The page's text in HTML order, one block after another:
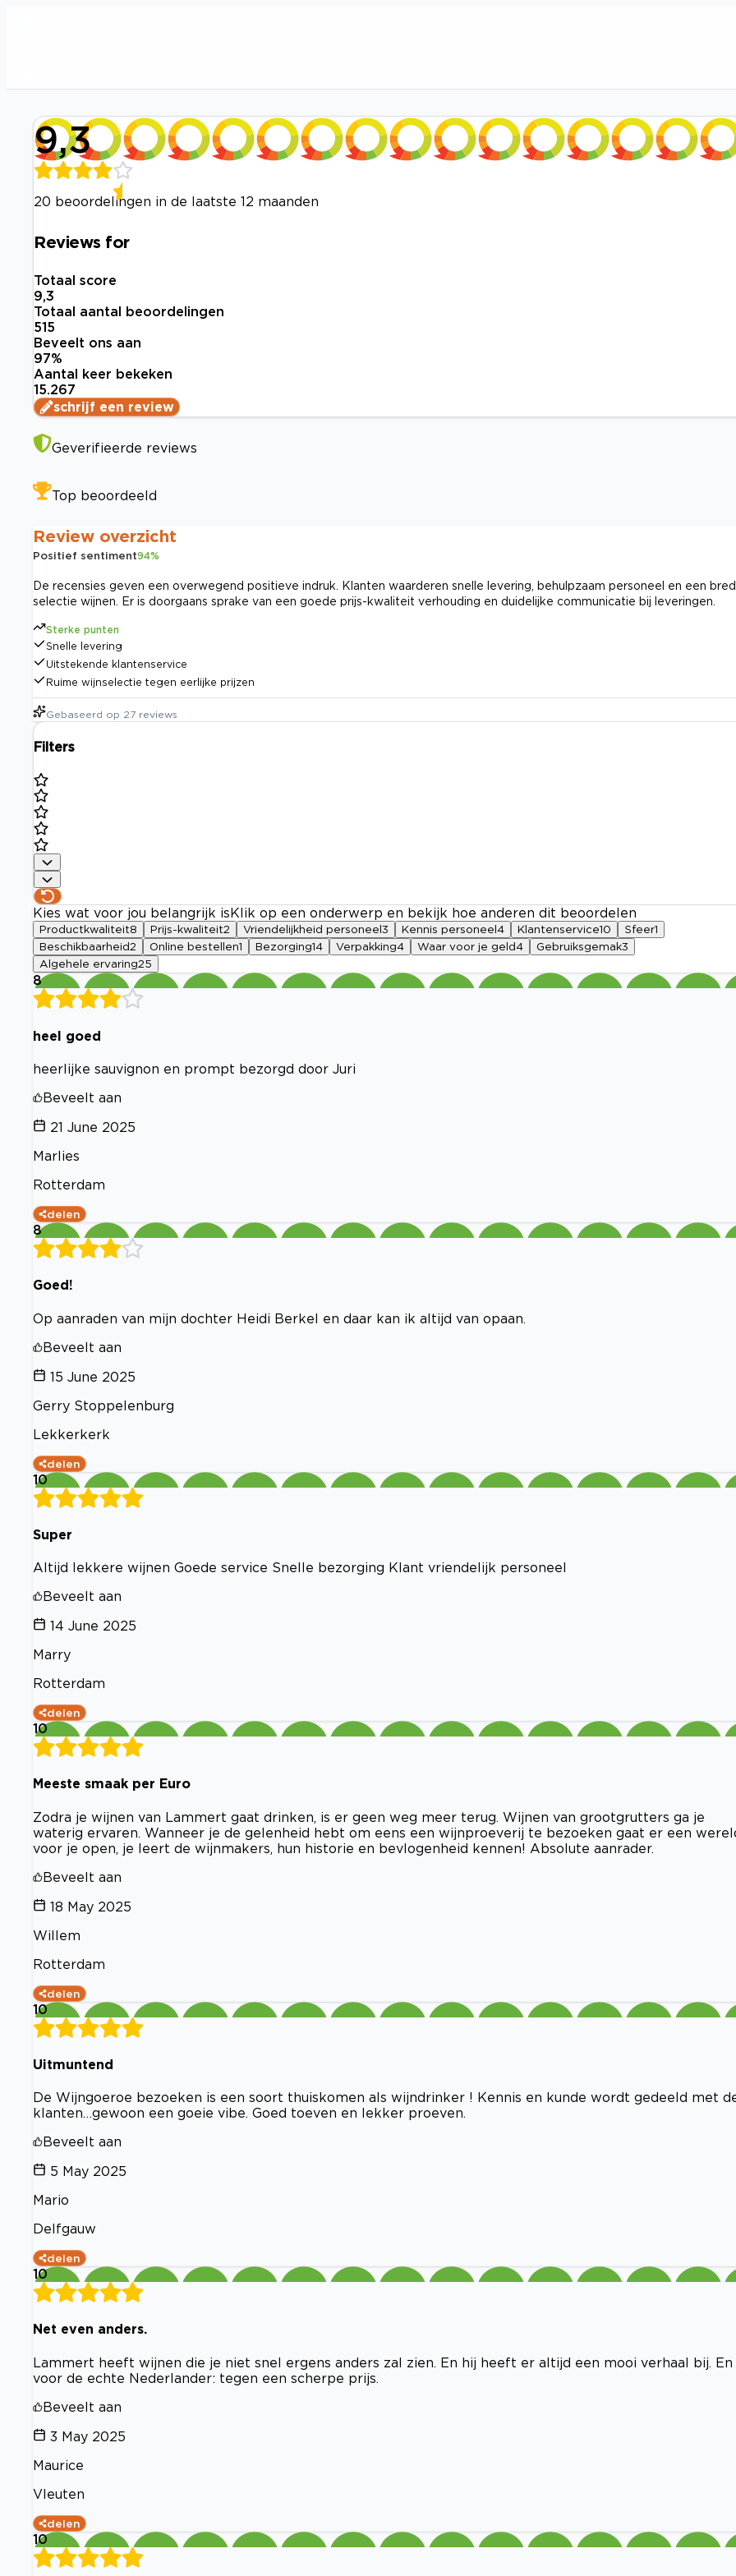
9,3
20 beoordelingen in de laatste 12 maanden
Reviews for
Totaal score
9,3
Totaal aantal beoordelingen
515
Beveelt ons aan
97%
Aantal keer bekeken
15.267
schrijf een review
Geverifieerde reviews
Top beoordeeld
Review overzicht
Positief sentiment94%
De recensies geven een overwegend positieve indruk. Klanten waarderen snelle levering, behulpzaam personeel en een
selectie wijnen. Er is doorgaans sprake van een goede prijs-kwaliteit verhouding en duidelijke communicatie bij leveringen.
Sterke punten
Snelle levering
Uitstekende klantenservice
Ruime wijnselectie tegen eerlijke prijzen
Gebaseerd op 27 reviews
Filters
Kies wat voor jou belangrijk is Klik op een onderwerp en bekijk hoe anderen dit beoordelen
Productkwaliteit8 Prijs-kwaliteit2 Vriendelijkheid personeel 3 Kennis personeel 4 Klantenservice10 Sfeer1
Beschikbaarheid2 Online bestellen1 Bezorging14 Verpakking4 Waar voor je geld4 Gebruiksgemak3
Algehele ervaring25
8
heel goed
heerlijke sauvignon en prompt bezorgd door Juri
Beveelt aan
21 June 2025
Marlies
Rotterdam
delen
8
Goed!
Op aanraden van mijn dochter Heidi Berkel en daar kan ik altijd van opaan.
Beveelt aan
15 June 2025
Gerry Stoppelenburg
Lekkerkerk
delen
10
Super
Altijd lekkere wijnen Goede service Snelle bezorging Klant vriendelijk personeel
Beveelt aan
14 June 2025
Marry
Rotterdam
delen
10
Meeste smaak per Euro
Zodra je wijnen van Lammert gaat drinken, is er geen weg meer terug. Wijnen van grootgrutters ga je
waterig ervaren. Wanneer je de gelenheid hebt om eens een wijnproeverij te bezoeken gaat er een
voor je open, je leert de wijnmakers, hun historie en bevlogenheid kennen! Absolute aanrader.
Beveelt aan
18 May 2025
Willem
Rotterdam
delen
10
Uitmuntend
De Wijngoeroe bezoeken is een soort thuiskomen als wijndrinker ! Kennis en kunde wordt gedeeld met
klanten…gewoon een goeie vibe. Goed toeven en lekker proeven.
Beveelt aan
5 May 2025
Mario
Delfgauw
delen
10
Net even anders.
Lammert heeft wijnen die je niet snel ergens anders zal zien. En hij heeft er altijd een mooi verhaal bij. En
voor de echte Nederlander: tegen een scherpe prijs.
Beveelt aan
3 May 2025
Maurice
Vleuten
delen
10